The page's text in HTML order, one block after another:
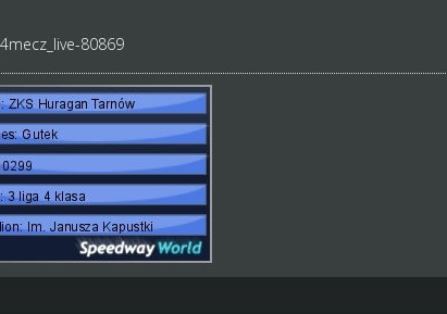
80869